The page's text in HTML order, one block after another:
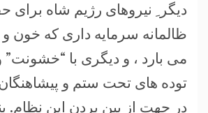
دیگر ِ نیروهای رژیم شاه برای
ظالمانه سرمایه داری که خون و
می بارد ، و دیگری با “خشونت”
توده های تحت ستم و
در جهت از بین بردن این نظام.